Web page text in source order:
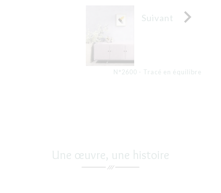
Suivant 
N°2600 - Tracé en équilibre
Une œuvre, une histoire